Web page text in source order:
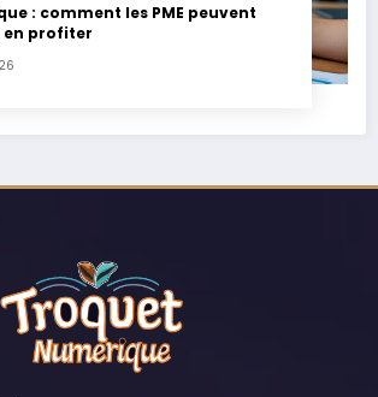
: comment les PME peuvent
profiter